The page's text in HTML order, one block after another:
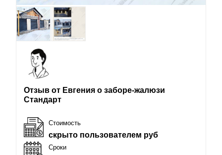
Отзыв от Евгения о заборе-жалюзи
Стандарт
Стоимость
скрыто пользователем руб
Сроки